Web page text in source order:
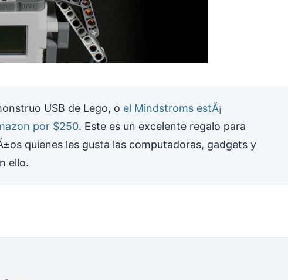
USB de Lego, o el Mindstroms estÃ¡
por $250. Este es un excelente regalo para
quienes les gusta las computadoras, gadgets y
ello.